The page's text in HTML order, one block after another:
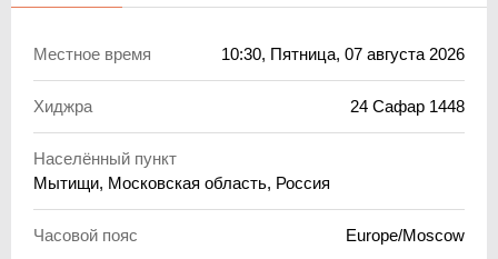
Местное время 10:30, Пятница, 07 августа 2026
Хиджра 24 Сафар 1448
Населённый пункт
Мытищи, Московская область, Россия
Часовой пояс Europe/Moscow